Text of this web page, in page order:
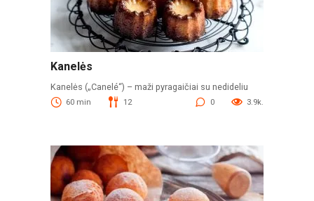
Kanelės
Kanelės („Canelé“) – maži pyragaičiai su nedideliu
60 min 12 0 3.9k.